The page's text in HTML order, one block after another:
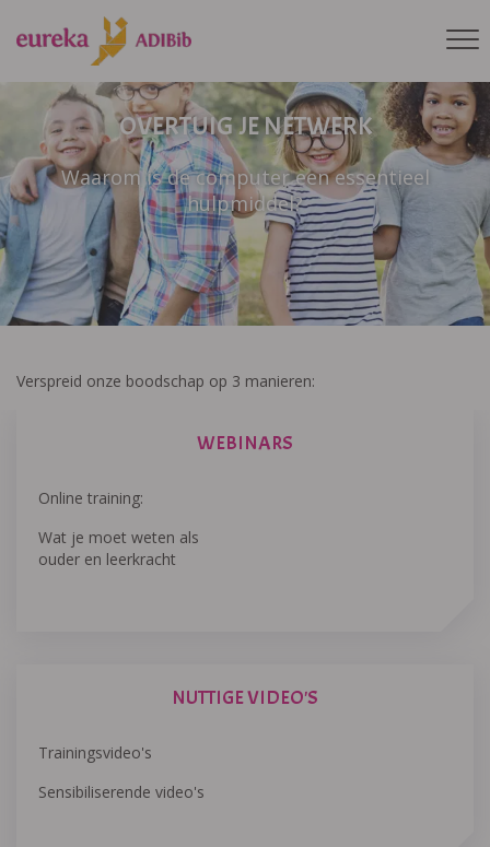
OVERTUIG JE NETWERK
Waarom is de computer een essentieel
hulpmiddel?
Verspreid onze boodschap op 3 manieren:
WEBINARS
Online training:
Wat je moet weten als
ouder en leerkracht
NUTTIGE VIDEO'S
Trainingsvideo's
Sensibiliserende video's